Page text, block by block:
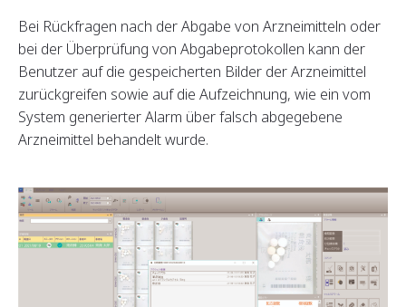
Bei Rückfragen nach der Abgabe von Arzneimitteln oder
bei der Überprüfung von Abgabeprotokollen kann der
Benutzer auf die gespeicherten Bilder der Arzneimittel
zurückgreifen sowie auf die Aufzeichnung, wie ein vom
System generierter Alarm über falsch abgegebene
Arzneimittel behandelt wurde.